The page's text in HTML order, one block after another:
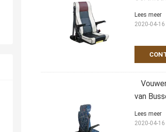
Lees meer
2020-04-
van
Lees meer
2020-04-